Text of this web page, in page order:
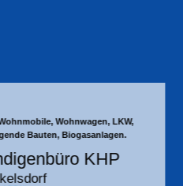
Wohnwagen, LKW,
Bauten, Biogasanlagen.
KHP